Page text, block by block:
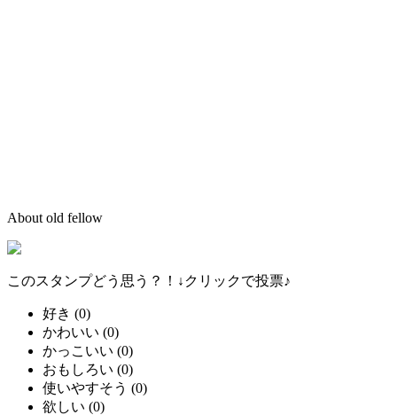
About old fellow
このスタンプどう思う？！↓クリックで投票♪
好き (0)
かわいい (0)
かっこいい (0)
おもしろい (0)
使いやすそう (0)
欲しい (0)